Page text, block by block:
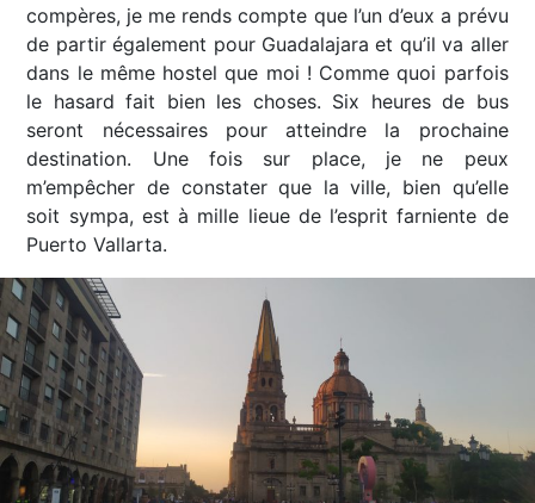
compères, je me rends compte que l’un d’eux a prévu
de partir également pour Guadalajara et qu’il va aller
dans le même hostel que moi ! Comme quoi parfois
le hasard fait bien les choses. Six heures de bus
seront nécessaires pour atteindre la prochaine
destination. Une fois sur place, je ne peux
m’empêcher de constater que la ville, bien qu’elle
soit sympa, est à mille lieue de l’esprit farniente de
Puerto Vallarta.